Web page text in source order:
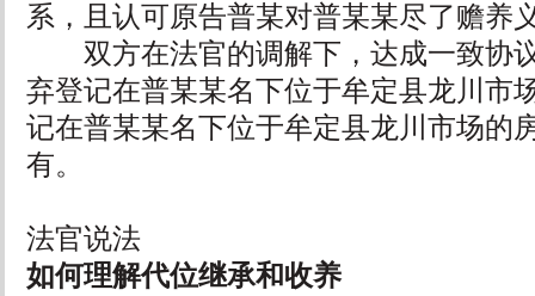
系，且认可原告普某对普某某尽了赡养
双方在法官的调解下，达成一致协
弃登记在普某某名下位于牟定县龙川市
记在普某某名下位于牟定县龙川市场的
有。
法官说法
如何理解代位继承和收养